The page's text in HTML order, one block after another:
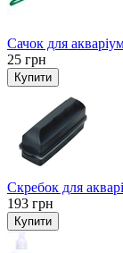
Сачок для
25 грн
Купити
Скребок для
193 грн
Купити